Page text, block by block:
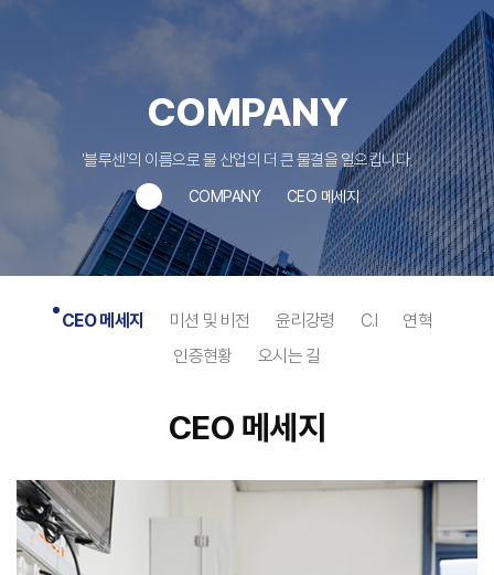
COMPANY
'블루센'의 이름으로 물 산업의 더 큰 물결을 일으킵니다.
COMPANY CEO 메세지
CEO 메세지 미션 및 비전 윤리강령 C.I
연혁
인증현황
오시는 길
CEO 메세지